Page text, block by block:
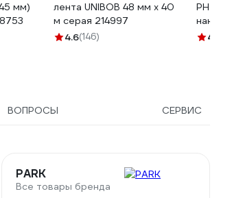
мм)
лента UNIBOB 48 мм х 40
м серая 214997
4.6(146)
4.7
ВОПРОСЫ СЕРВИС
PARK
Все товары бренда